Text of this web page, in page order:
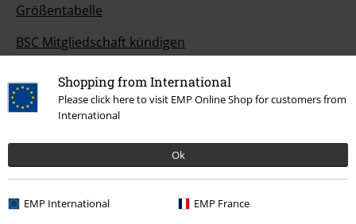
Shopping from International
Please click here to visit EMP Online Shop for customers from
International
Ok
EMP International EMP France
Größentabelle
BSC Mitgliedschaft kündigen
Zahlungsarten
Angebote für dich
Magazin
Gewinnspiele